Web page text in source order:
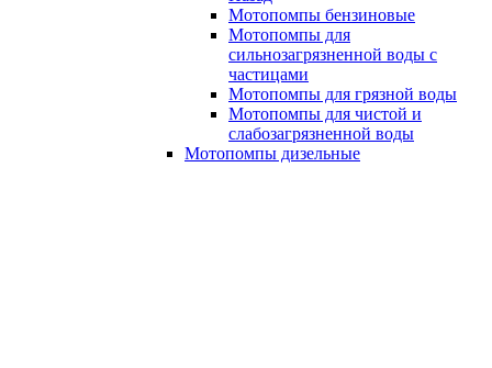
Мотопомпы бензиновые
Мотопомпы для
сильнозагрязненной воды с
частицами
Мотопомпы для грязной воды
Мотопомпы для чистой и
слабозагрязненной воды
Мотопомпы дизельные